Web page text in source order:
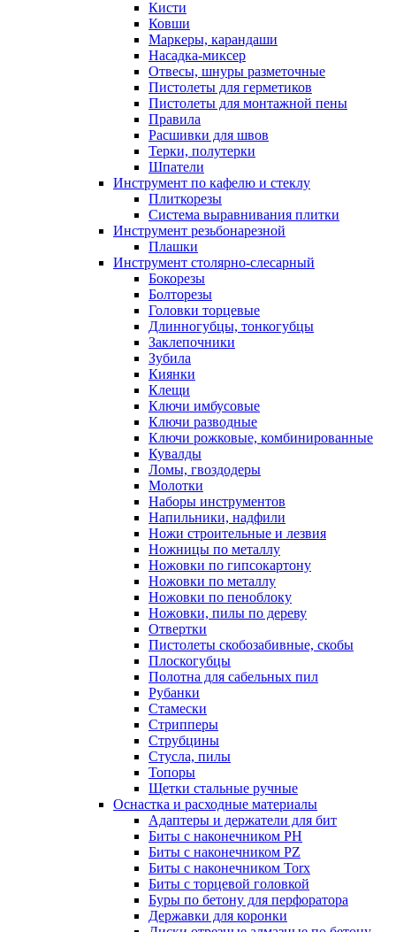
Кисти
Ковши
Маркеры, карандаши
Насадка-миксер
Отвесы, шнуры разметочные
Пистолеты для герметиков
Пистолеты для монтажной пены
Правила
Расшивки для швов
Терки, полутерки
Шпатели
Инструмент по кафелю и стеклу
Плиткорезы
Система выравнивания плитки
Инструмент резьбонарезной
Плашки
Инструмент столярно-слесарный
Бокорезы
Болторезы
Головки торцевые
Длинногубцы, тонкогубцы
Заклепочники
Зубила
Киянки
Клещи
Ключи имбусовые
Ключи разводные
Ключи рожковые, комбинированные
Кувалды
Ломы, гвоздодеры
Молотки
Наборы инструментов
Напильники, надфили
Ножи строительные и лезвия
Ножницы по металлу
Ножовки по гипсокартону
Ножовки по металлу
Ножовки по пеноблоку
Ножовки, пилы по дереву
Отвертки
Пистолеты скобозабивные, скобы
Плоскогубцы
Полотна для сабельных пил
Рубанки
Стамески
Стрипперы
Струбцины
Стусла, пилы
Топоры
Щетки стальные ручные
Оснастка и расходные материалы
Адаптеры и держатели для бит
Биты с наконечником PH
Биты с наконечником PZ
Биты с наконечником Torx
Биты с торцевой головкой
Буры по бетону для перфоратора
Державки для коронки